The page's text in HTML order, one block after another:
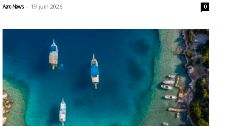
Aero News - 19 juin 2026 0